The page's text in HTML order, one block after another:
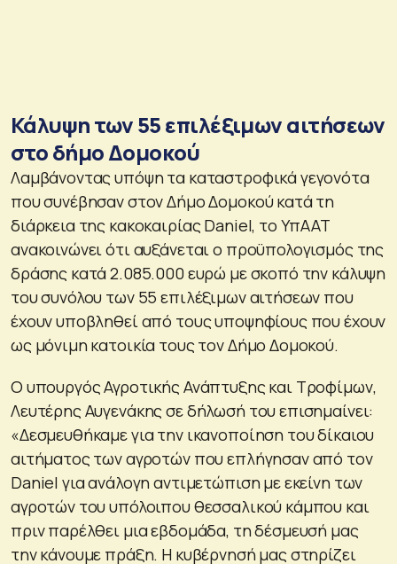
Κάλυψη των 55 επιλέξιμων αιτήσεων
στο δήμο Δομοκού
Λαμβάνοντας υπόψη τα καταστροφικά γεγονότα
που συνέβησαν στον Δήμο Δομοκού κατά τη
διάρκεια της κακοκαιρίας Daniel, το ΥπΑΑΤ
ανακοινώνει ότι αυξάνεται ο προϋπολογισμός της
δράσης κατά 2.085.000 ευρώ με σκοπό την κάλυψη
του συνόλου των 55 επιλέξιμων αιτήσεων που
έχουν υποβληθεί από τους υποψηφίους που έχουν
ως μόνιμη κατοικία τους τον Δήμο Δομοκού.
Ο υπουργός Αγροτικής Ανάπτυξης και Τροφίμων,
Λευτέρης Αυγενάκης σε δήλωσή του επισημαίνει:
«Δεσμευθήκαμε για την ικανοποίηση του δίκαιου
αιτήματος των αγροτών που επλήγησαν από τον
Daniel για ανάλογη αντιμετώπιση με εκείνη των
αγροτών του υπόλοιπου θεσσαλικού κάμπου και
πριν παρέλθει μια εβδομάδα, τη δέσμευσή μας
την κάνουμε πράξη. Η κυβέρνησή μας στηρίζει